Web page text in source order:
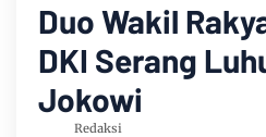
Duo Wakil
DKI Serang
Jokowi
Redaksi